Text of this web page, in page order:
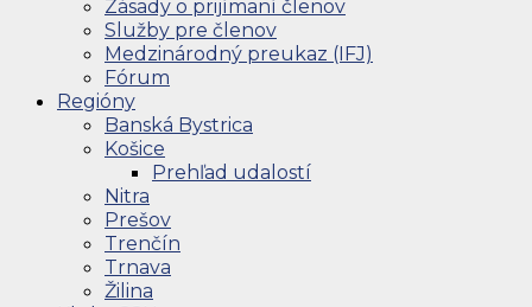
Zásady o prijímaní členov
Služby pre členov
Medzinárodný preukaz (IFJ)
Fórum
Regióny
Banská Bystrica
Košice
Prehľad udalostí
Nitra
Prešov
Trenčín
Trnava
Žilina